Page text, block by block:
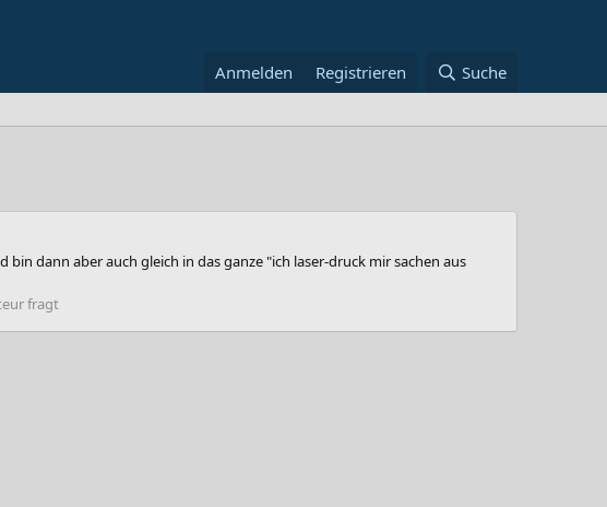
Anmelden Registrieren Suche
dann aber auch gleich in das ganze "ich laser-druck mir sachen aus
fragt